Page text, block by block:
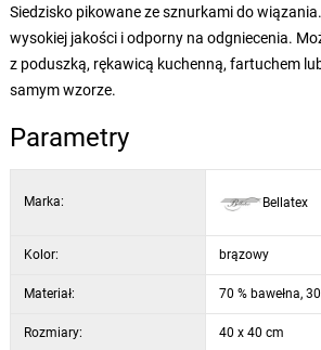
Siedzisko pikowane ze sznurkami do
wysokiej jakości i odporny na odgniecenia.
z poduszką, rękawicą kuchenną, fartuchem
samym wzorze.
Parametry
Marka: Bellatex
Kolor: brązowy
Materiał: 70 % bawełna,
Rozmiary: 40 x 40 cm